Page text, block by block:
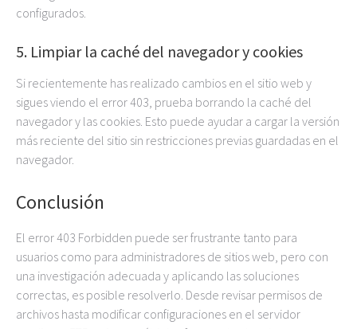
configurados.
5. Limpiar la caché del navegador y cookies
Si recientemente has realizado cambios en el sitio web y
sigues viendo el error 403, prueba borrando la caché del
navegador y las cookies. Esto puede ayudar a cargar la versión
más reciente del sitio sin restricciones previas guardadas en el
navegador.
Conclusión
El error 403 Forbidden puede ser frustrante tanto para
usuarios como para administradores de sitios web, pero con
una investigación adecuada y aplicando las soluciones
correctas, es posible resolverlo. Desde revisar permisos de
archivos hasta modificar configuraciones en el servidor